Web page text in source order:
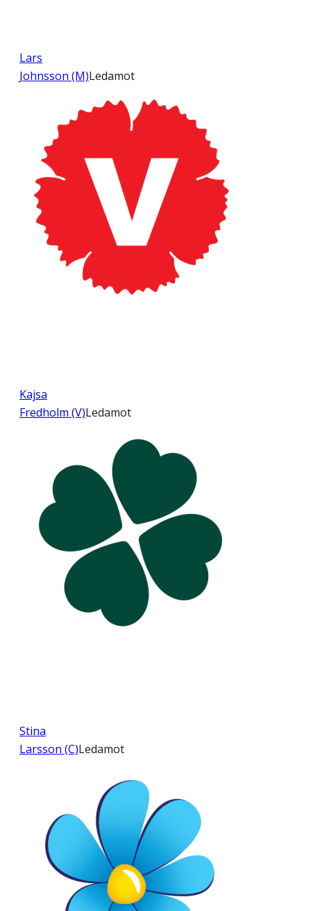
Lars
Johnsson (M)Ledamot
Kajsa
Fredholm (V)Ledamot
Stina
Larsson (C)Ledamot